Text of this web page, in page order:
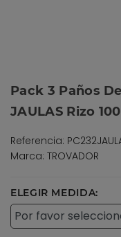
Pack 3 Paños
JAULAS Rizo
Referencia:
Marca: TROVADOR
ELEGIR MEDIDA: